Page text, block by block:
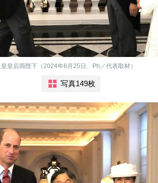
皇后両陛下（2024年6月25日、Ph／代表取材）
写真149枚